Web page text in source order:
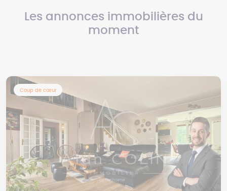
Les annonces immobilières du
moment
Coup de cœur